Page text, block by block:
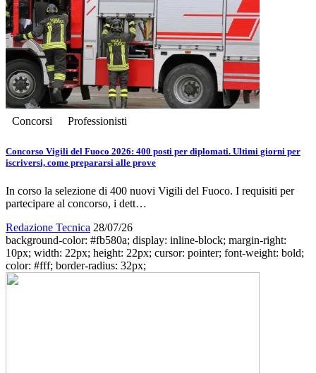
Concorsi Professionisti
Concorso Vigili del Fuoco 2026: 400 posti per diplomati. Ultimi giorni per
iscriversi, come prepararsi alle prove
In corso la selezione di 400 nuovi Vigili del Fuoco. I requisiti per
partecipare al concorso, i dett…
Redazione Tecnica 28/07/26
background-color: #fb580a; display: inline-block; margin-right:
10px; width: 22px; height: 22px; cursor: pointer; font-weight: bold;
color: #fff; border-radius: 32px;